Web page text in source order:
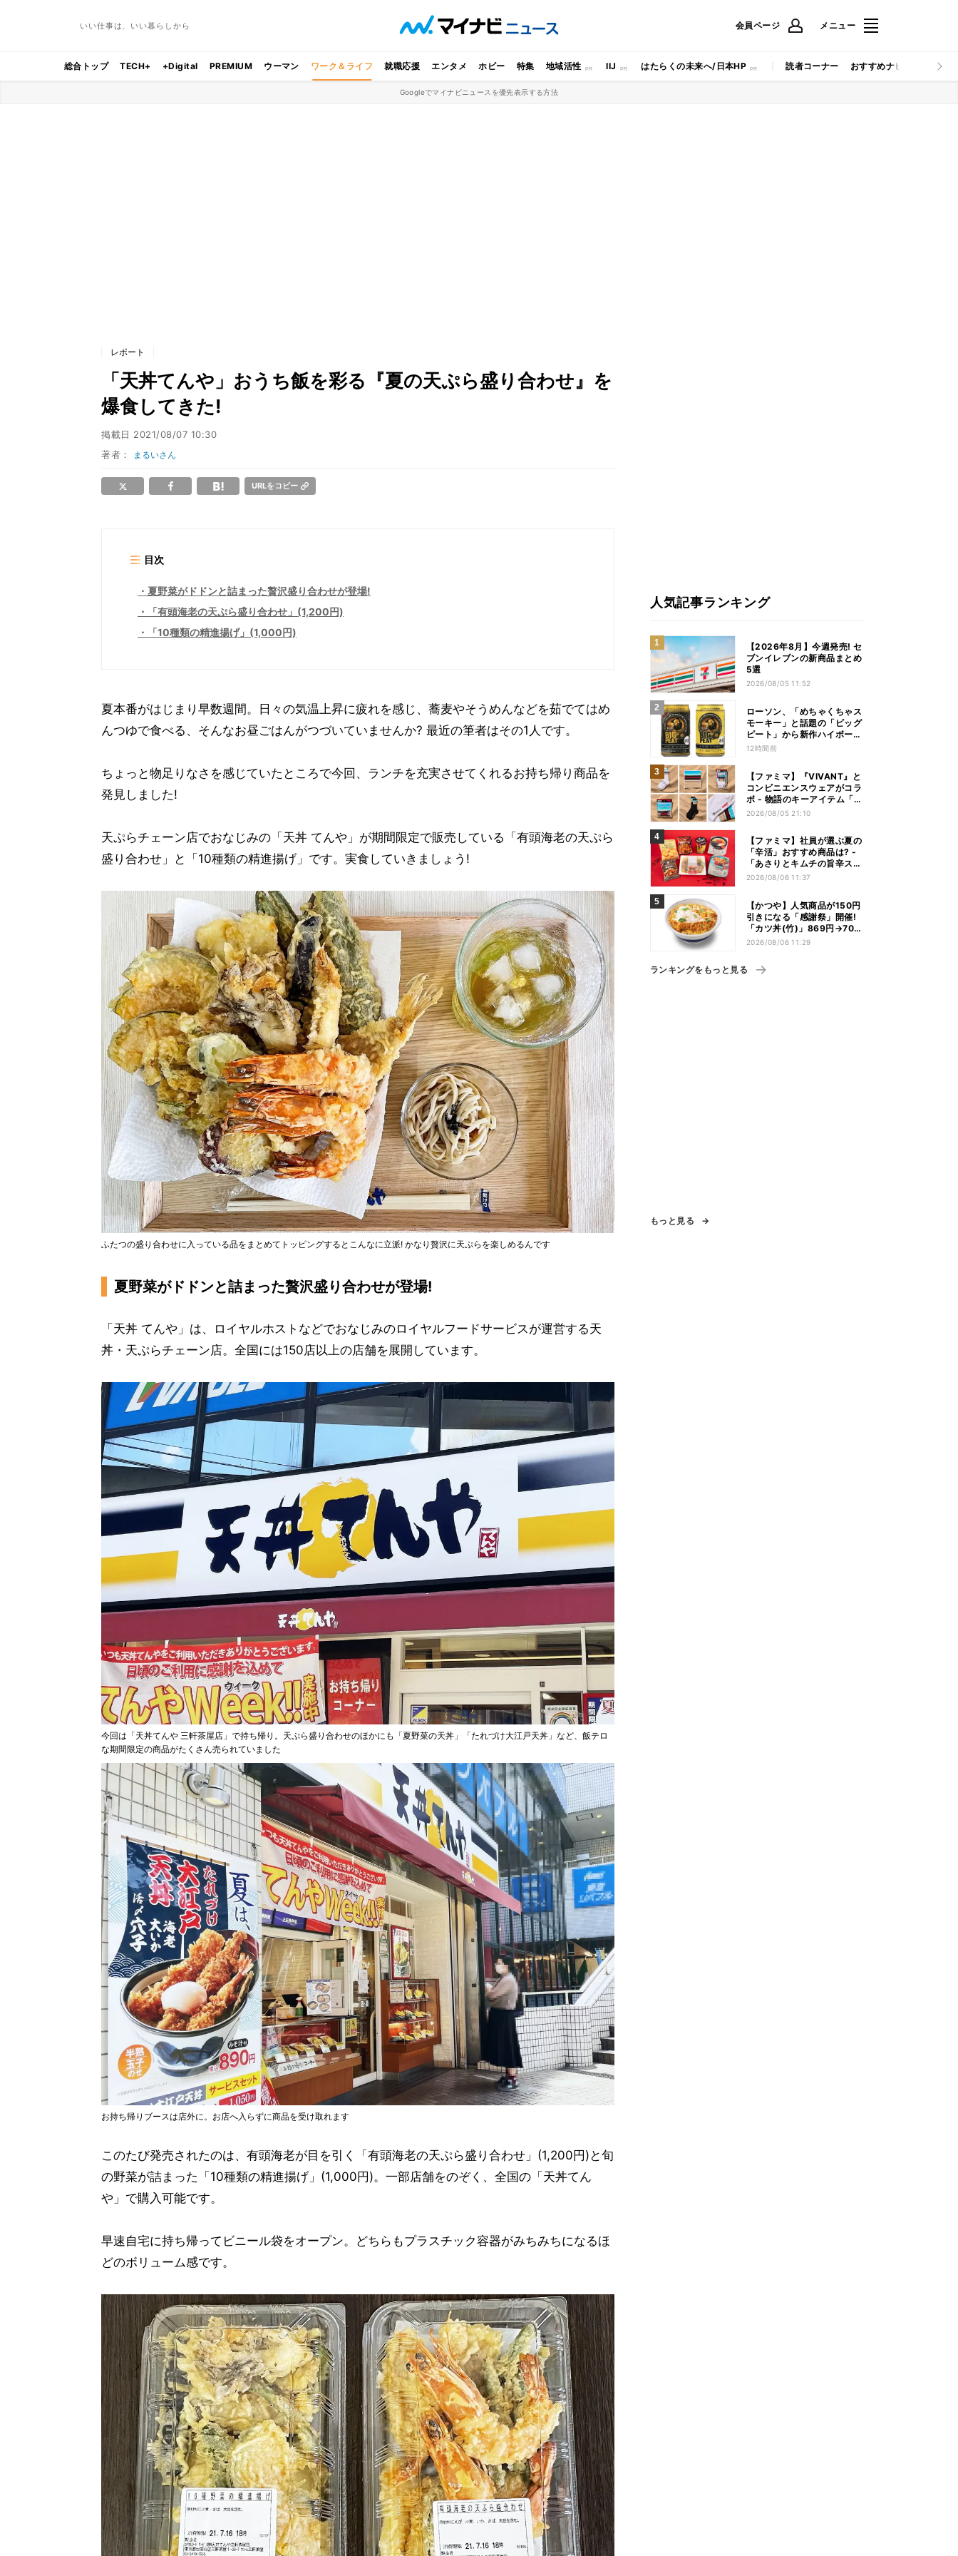
いい仕事は、いい暮らしから 会員ページ メニュー
総合トップ TECH+ +Digital PREMIUM ウーマン ワーク＆ライフ 就職応援 エンタメ ホビー 特集 地域活性 IIJ はたらくの未来へ/日本HP 読者コーナー おすすめナビ マイナビ
Googleでマイナビニュースを優先表示する方法
レポート
「天丼てんや」おうち飯を彩る『夏の天ぷら盛り合わせ』を
爆食してきた!
掲載日 2021/08/07 10:30
著者：
まるいさん
URLをコピー
目次
夏野菜がドドンと詰まった贅沢盛り合わせが登場!
「有頭海老の天ぷら盛り合わせ」(1,200円)
「10種類の精進揚げ」(1,000円)
夏本番がはじまり早数週間。日々の気温上昇に疲れを感じ、蕎麦やそうめんなどを茹でてはめ
んつゆで食べる、そんなお昼ごはんがつづいていませんか? 最近の筆者はその1人です。
ちょっと物足りなさを感じていたところで今回、ランチを充実させてくれるお持ち帰り商品を
発見しました!
天ぷらチェーン店でおなじみの「天丼 てんや」が期間限定で販売している「有頭海老の天ぷら
盛り合わせ」と「10種類の精進揚げ」です。実食していきましょう!
ふたつの盛り合わせに入っている品をまとめてトッピングするとこんなに立派! かなり贅沢に天ぷらを楽しめるんです
夏野菜がドドンと詰まった贅沢盛り合わせが登場!
「天丼 てんや」は、ロイヤルホストなどでおなじみのロイヤルフードサービスが運営する天
丼・天ぷらチェーン店。全国には150店以上の店舗を展開しています。
今回は「天丼てんや 三軒茶屋店」で持ち帰り。天ぷら盛り合わせのほかにも「夏野菜の天丼」「たれづけ大江戸天丼」など、飯テロ
な期間限定の商品がたくさん売られていました
お持ち帰りブースは店外に。お店へ入らずに商品を受け取れます
このたび発売されたのは、有頭海老が目を引く「有頭海老の天ぷら盛り合わせ」(1,200円)と旬
の野菜が詰まった「10種類の精進揚げ」(1,000円)。一部店舗をのぞく、全国の「天丼てん
や」で購入可能です。
早速自宅に持ち帰ってビニール袋をオープン。どちらもプラスチック容器がみちみちになるほ
どのボリューム感です。
人気記事ランキング
【2026年8月】今週発売! セ
ブンイレブンの新商品まとめ
5選
2026/08/05 11:52
ローソン、「めちゃくちゃス
モーキー」と話題の「ビッグ
ピート」から新作ハイボール
缶＆ミニボトル発売
12時間前
【ファミマ】『VIVANT』と
コンビニエンスウェアがコラ
ボ - 物語のキーアイテム「別
班饅頭」も発売
2026/08/05 21:10
【ファミマ】社員が選ぶ夏の
「辛活」おすすめ商品は? -
「あさりとキムチの旨辛スン
ドゥブチゲ」「鬼金棒監修
ムチキン」など
2026/08/06 11:37
【かつや】人気商品が150円
引きになる「感謝祭」開催!
「カツ丼(竹)」869円→704
円、「ロースカツ定食」913
2026/08/06 11:29
ランキングをもっと見る
もっと見る